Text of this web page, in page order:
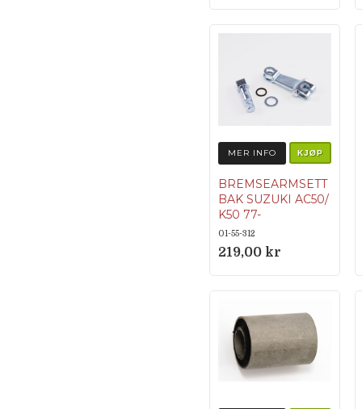
MER INFO KJØP
BREMSEARMSETT
BAK SUZUKI AC50/
K50 77-
ORIGINALNUM
MER 54441-
01-55-312
219,00 kr